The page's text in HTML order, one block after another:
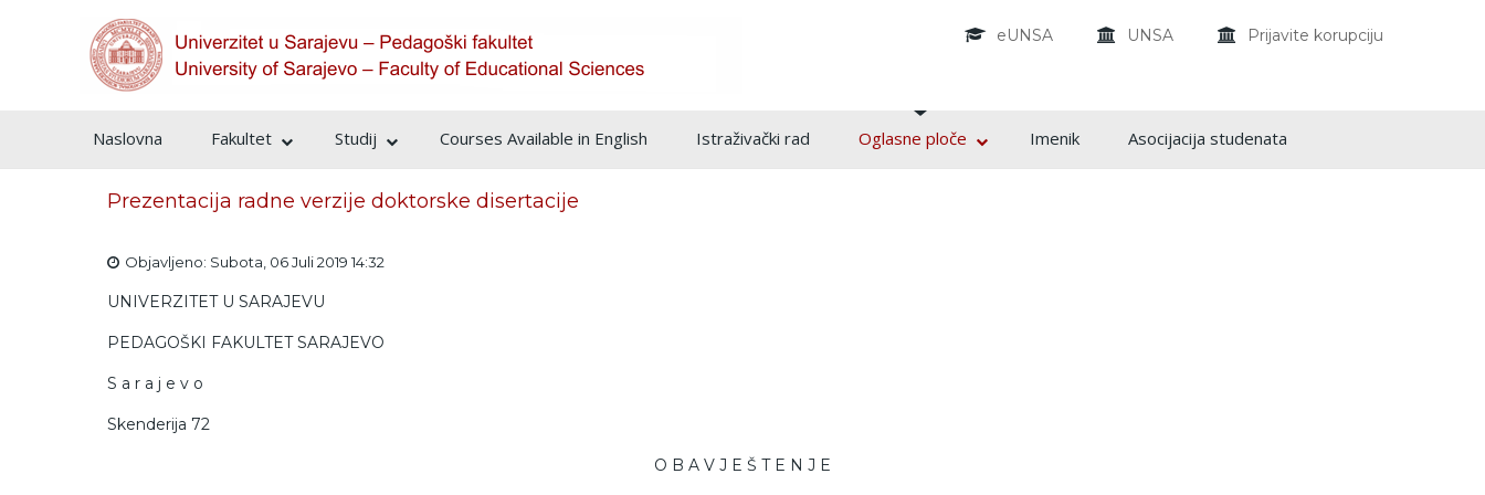
eUNSA UNSA Prijavite korupciju
Naslovna Fakultet Studij Courses Available in English Istraživački rad Oglasne ploče Imenik Asocijacija studenata
Prezentacija radne verzije doktorske disertacije
Objavljeno: Subota, 06 Juli 2019 14:32
UNIVERZITET U SARAJEVU
PEDAGOŠKI FAKULTET SARAJEVO
S a r a j e v o
Skenderija 72
O B A V J E Š T E N J E